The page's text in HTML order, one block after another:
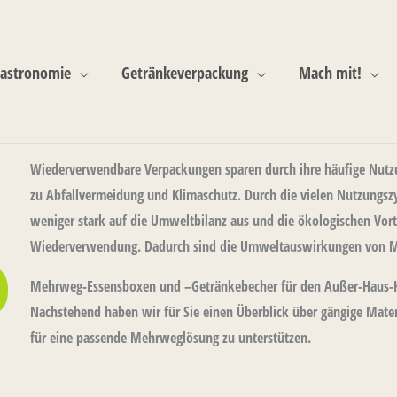
Getränkeverpackung Mach mit!
Wiederverwendbare Verpackungen sparen durch ihre häufige
zu Abfallvermeidung und Klimaschutz. Durch die vielen
weniger stark auf die Umweltbilanz aus und die ökologischen
Wiederverwendung. Dadurch sind die Umweltauswirkungen von
Mehrweg-Essensboxen und –Getränkebecher für den Außer-
Nachstehend haben wir für Sie einen Überblick über gängige
für eine passende Mehrweglösung zu unterstützen.